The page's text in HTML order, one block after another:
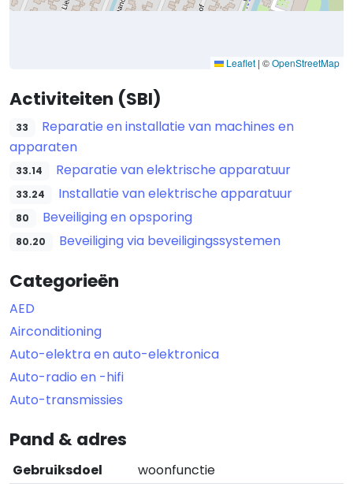
Leaflet | ©OpenStreetMap
Activiteiten (SBI)
33
Reparatie en installatie van machines en
apparaten
33.14 Reparatie van elektrische apparatuur
33.24 Installatie van elektrische apparatuur
80 Beveiliging en opsporing
80.20 Beveiliging via beveiligingssystemen
Categorieën
AED
Airconditioning
Auto-elektra en auto-elektronica
Auto-radio en -hifi
Auto-transmissies
Pand & adres
Gebruiksdoel
woonfunctie